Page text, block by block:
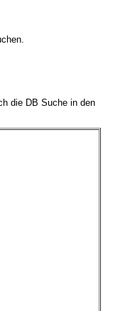
die DB Suche in den